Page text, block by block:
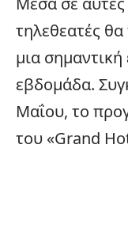
τηλεθεατές
μια
εβδομάδα.
Μαΐου, το
του «Grand